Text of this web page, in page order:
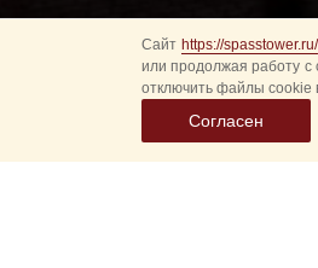
Сайт https://spasstower.ru/
или продолжая работу с
отключить файлы cookie
Согласен